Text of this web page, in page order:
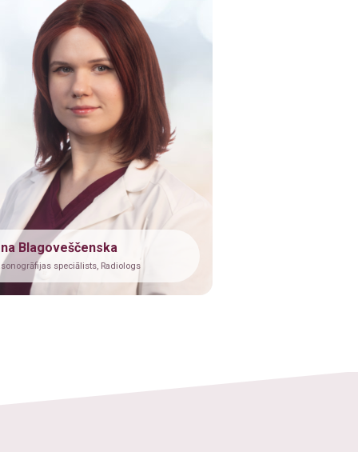
Blagoveščenska
speciālists, Radiologs